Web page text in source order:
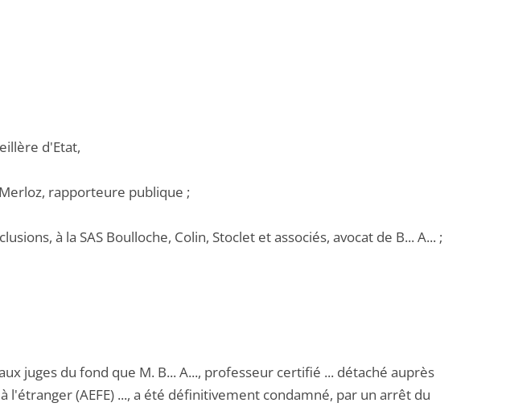
d'Etat,
rapporteure publique ;
à la SAS Boulloche, Colin, Stoclet et associés, avocat de B... A... ;
juges du fond que M. B... A..., professeur certifié ... détaché auprès
l'étranger (AEFE) ..., a été définitivement condamné, par un arrêt du